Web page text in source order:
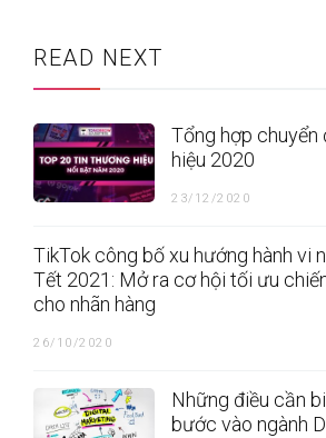
READ NEXT
Tổng hợp chuyển
hiệu 2020
23/12/2020
TikTok công bố xu hướng hành vi
Tết 2021: Mở ra cơ hội tối ưu chiến dịch quảng cáo
cho nhãn hàng
26/10/2020
Những điều cần
bước vào ngành